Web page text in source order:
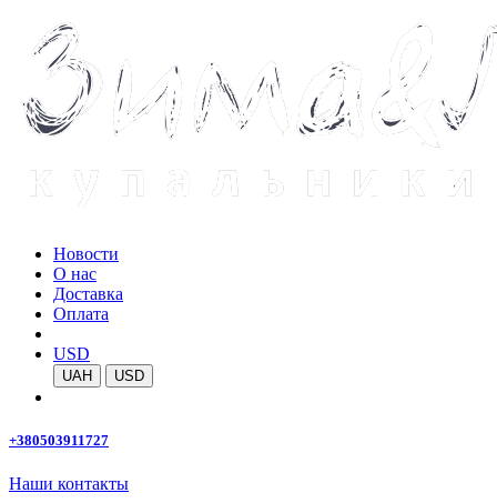
Новости
О нас
Доставка
Оплата
USD
UAH USD
+380503911727
Наши контакты